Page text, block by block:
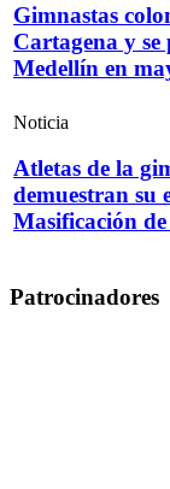
Gimnastas
Cartagena y
Medellín en
Noticia
Atletas de la
demuestran su
Masificación
Patrocinadores